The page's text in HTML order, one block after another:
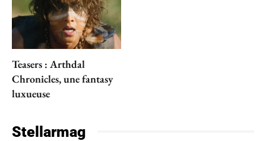
Teasers : Arthdal
Chronicles, une fantasy
luxueuse
Stellarmag